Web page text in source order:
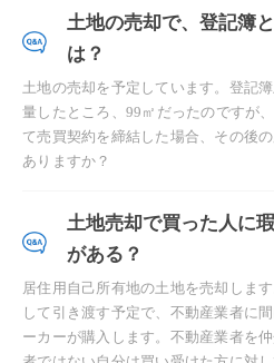
土地の売却で、登記簿
は？
土地の売却を予定しています。登記
量したところ、99㎡だったのですが
て売買契約を締結した場合、その後
ありますか？
土地売却で買った人に
がある？
居住用自己所有地の土地を売却しま
して引き渡す予定で、不動産業者に
ーカーが購入します。不動産業者を